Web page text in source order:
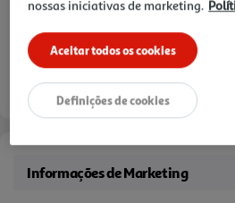
agentes ativos de última geração.
Informações de Marketing
nossas iniciativas de marketing.
Aceitar todos os cookies
Definições de cookies